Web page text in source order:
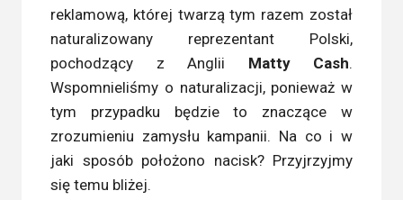
reklamową, której twarzą tym razem został
naturalizowany reprezentant Polski,
pochodzący z Anglii Matty Cash.
Wspomnieliśmy o naturalizacji, ponieważ w
tym przypadku będzie to znaczące w
zrozumieniu zamysłu kampanii. Na co i w
jaki sposób położono nacisk? Przyjrzyjmy
się temu bliżej.